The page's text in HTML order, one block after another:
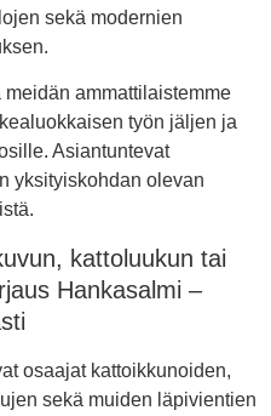
sekä modernien
ammattilaistemme
työn jäljen ja
Asiantuntevat
yksityiskohdan olevan
kattoluukun tai
Hankasalmi –
osaajat kattoikkunoiden,
sekä muiden läpivientien